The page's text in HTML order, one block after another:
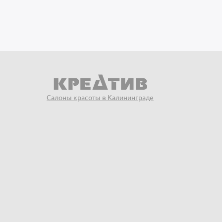
Салоны красоты в Калининграде